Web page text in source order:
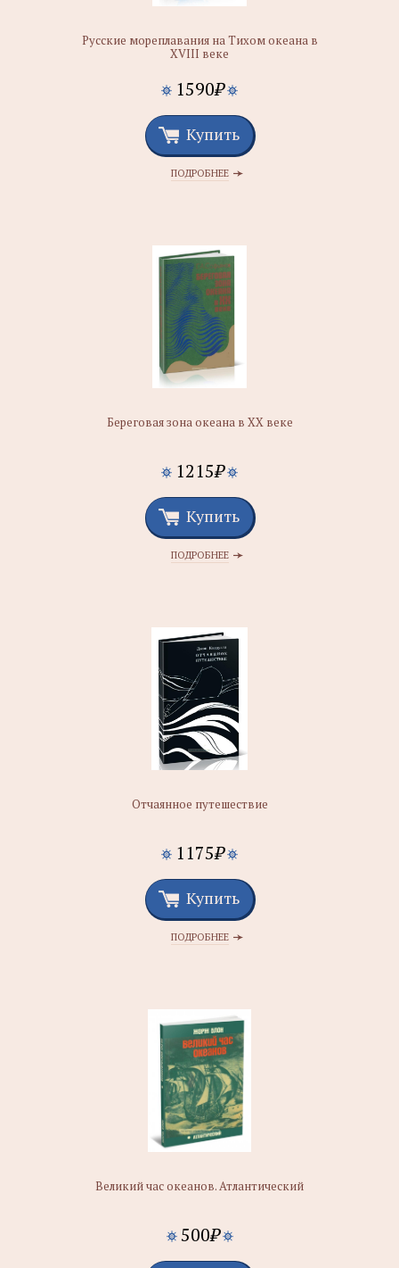
Русские мореплавания на Тихом океана в
XVIII веке
1590₽
Купить
ПОДРОБНЕЕ
Береговая зона океана в XX веке
1215₽
Купить
ПОДРОБНЕЕ
Отчаянное путешествие
1175₽
Купить
ПОДРОБНЕЕ
Великий час океанов. Атлантический
500₽